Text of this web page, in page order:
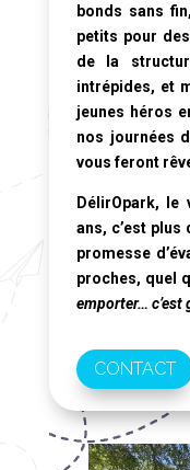
bonds sans
petits pour
de la
intrépides, et
jeunes héros
nos journées
vous feront
DélirOpark,
ans, c’est plus
promesse
proches, quel
emporter… c’est
CONTACT